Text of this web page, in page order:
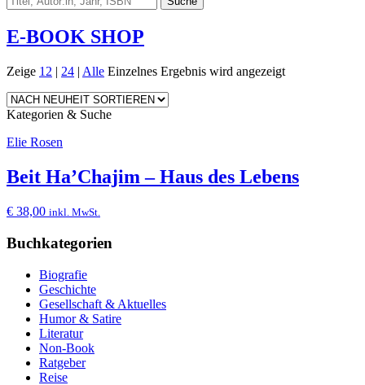
E-BOOK SHOP
Zeige 12 | 24 | Alle Einzelnes Ergebnis wird angezeigt
Kategorien & Suche
Elie Rosen
Beit Ha’Chajim – Haus des Lebens
€ 38,00 inkl. MwSt.
Buchkategorien
Biografie
Geschichte
Gesellschaft & Aktuelles
Humor & Satire
Literatur
Non-Book
Ratgeber
Reise